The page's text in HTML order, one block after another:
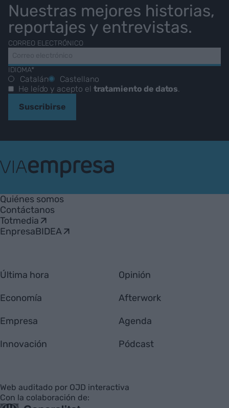
Nuestras mejores historias,
reportajes y entrevistas.
CORREO ELECTRÓNICO
IDIOMA*
Catalán
Castellano
He leído y acepto el tratamiento de datos
Suscribirse
Empresa
Quiénes somos
Contáctanos
Totmedia
EnpresaBIDEA
Última hora
Economía
Empresa
Innovación
Opinión
Afterwork
Agenda
Pódcast
Web auditado por OJD interactiva
Con la colaboración de: